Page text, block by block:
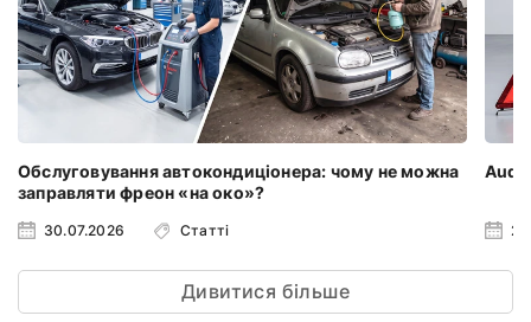
Обслуговування автокондиціонера: чому не можна
заправляти фреон «на око»?
30.07.2026 Статті
Audi
Дивитися більше